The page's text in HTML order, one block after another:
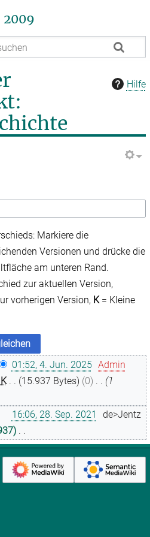
2009
Hilfe
Markiere die
Versionen und drücke die
am unteren Rand.
zur aktuellen Version,
vorherigen Version, K= Kleine
01:52, 4. Jun. 2025 Admin
K 15.937 Bytes 0
1
16:06, 28. Sep. 2021
de>Jentz